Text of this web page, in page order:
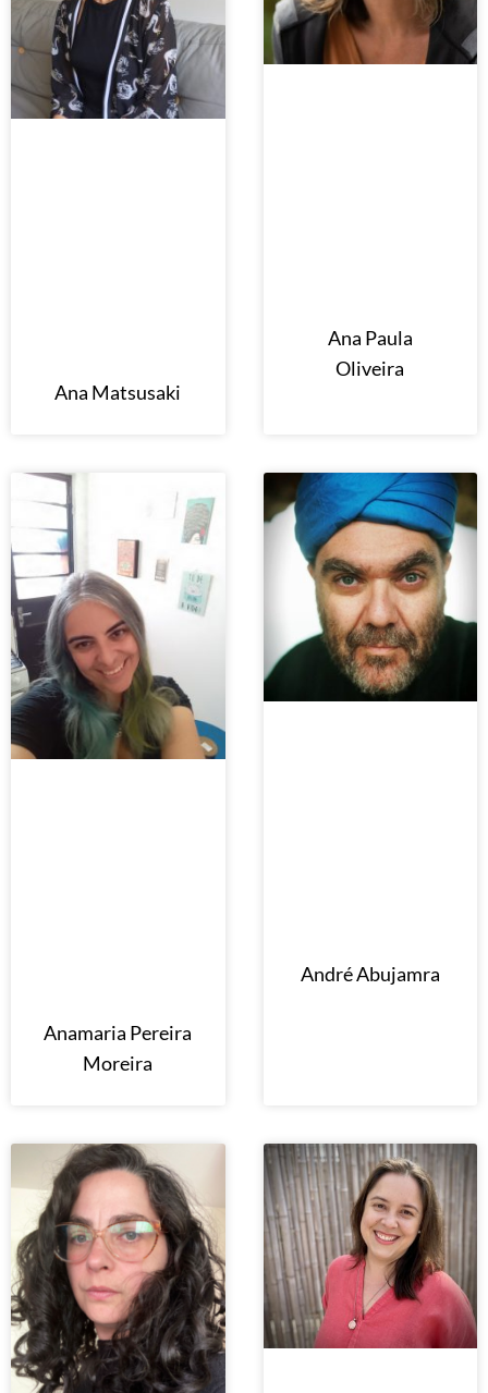
Ana Matsusaki
Ana Paula
Oliveira
Anamaria Pereira
Moreira
André Abujamra